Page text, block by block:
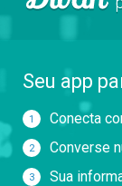
Seu app
Conecta
Converse
Sua